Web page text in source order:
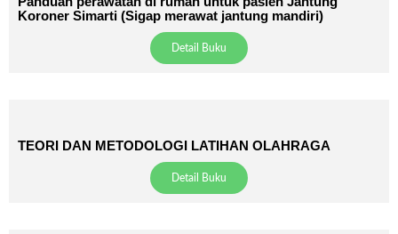
Koroner Simarti (Sigap merawat jantung mandiri)
Detail Buku
TEORI DAN METODOLOGI LATIHAN OLAHRAGA
Detail Buku